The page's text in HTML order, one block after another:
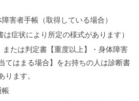
障害者手帳（取得している場合）
は症状により所定の様式があります）
たは判定書【重度以上】・身体障害
てはまる場合】をお持ちの人は診断書
ります。
帳